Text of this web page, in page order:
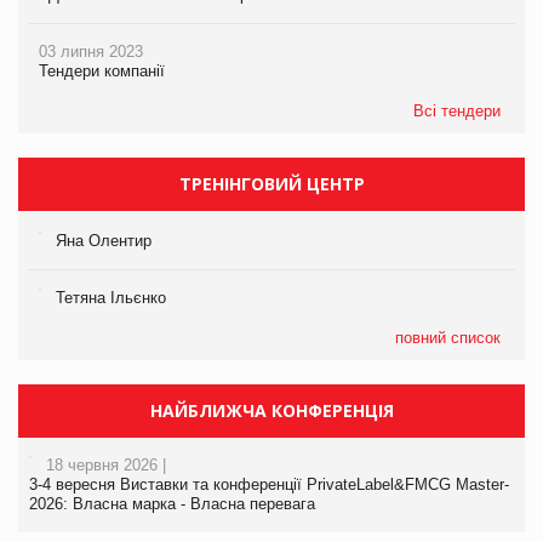
03 липня 2023
Тендери компанії
Всі тендери
ТРЕНІНГОВИЙ ЦЕНТР
Яна Олентир
Тетяна Ільєнко
повний список
НАЙБЛИЖЧА КОНФЕРЕНЦІЯ
18 червня 2026 |
3-4 вересня Виставки та конференції PrivateLabel&FMCG Master-
2026: Власна марка - Власна перевага